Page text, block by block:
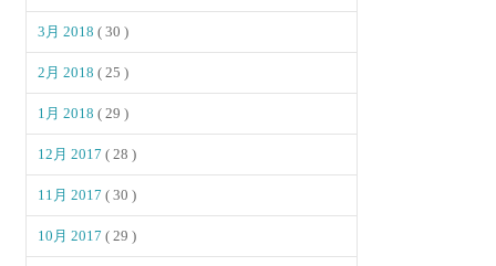
3月 2018( 30 )
2月 2018( 25 )
1月 2018( 29 )
12月 2017( 28 )
11月 2017( 30 )
10月 2017( 29 )